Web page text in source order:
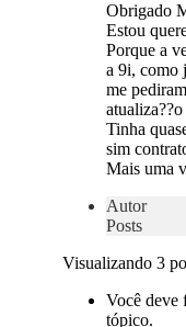
Obrigado
Estou
Porque a
a 9i, como
me
Tinha
sim
Mais uma
Autor
Posts
Visualizando 3
Você deve
tópico.